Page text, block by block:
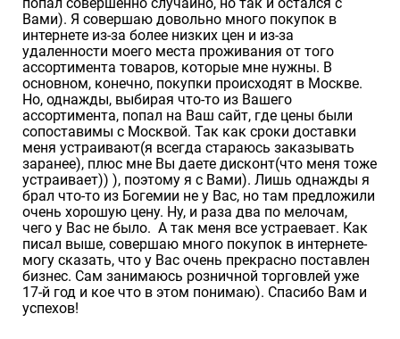
Вами). Я совершаю довольно много покупок в
интернете из-за более низких цен и из-за
удаленности моего места проживания от того
ассортимента товаров, которые мне нужны. В
основном, конечно, покупки происходят в Москве.
Но, однажды, выбирая что-то из Вашего
ассортимента, попал на Ваш сайт, где цены были
сопоставимы с Москвой. Так как сроки доставки
меня устраивают(я всегда стараюсь заказывать
заранее), плюс мне Вы даете дисконт(что меня тоже
устраивает)) ), поэтому я с Вами). Лишь однажды я
брал что-то из Богемии не у Вас, но там предложили
очень хорошую цену. Ну, и раза два по мелочам,
чего у Вас не было. А так меня все устраевает. Как
писал выше, совершаю много покупок в интернете-
могу сказать, что у Вас очень прекрасно поставлен
бизнес. Сам занимаюсь розничной торговлей уже
17-й год и кое что в этом понимаю). Спасибо Вам и
успехов!